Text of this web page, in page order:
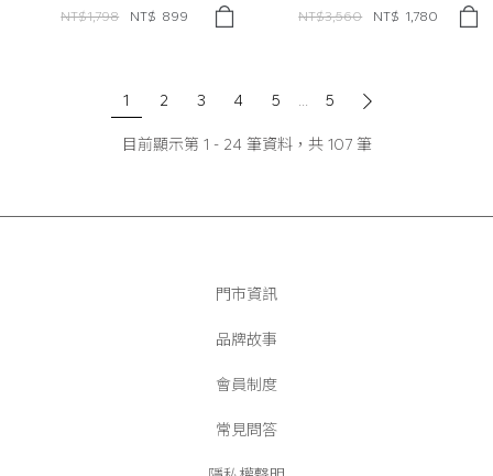
NT$1,798 NT$ 899 NT$3,560 NT$ 1,780
1 2 3 4 5 ... 5
目前顯示第 1 - 24 筆資料，共 107筆
門市資訊
品牌故事
會員制度
常見問答